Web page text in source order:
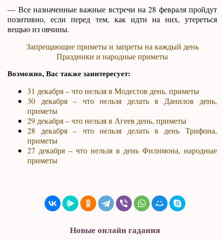
— Все назначенные важные встречи на 28 февраля пройдут
позитивно, если перед тем, как идти на них, утереться
вещью из овчины.
Запрещающие приметы и запреты на каждый день
Праздники и народные приметы
Возможно, Вас также заинтересует:
31 декабря – что нельзя в Модестов день, приметы
30 декабря – что нельзя делать в Данилов день,
приметы
29 декабря – что нельзя в Агеев день, приметы
28 декабря – что нельзя делать в день Трифона,
приметы
27 декабря – что нельзя в день Филимона, народные
приметы
Новые онлайн гадания